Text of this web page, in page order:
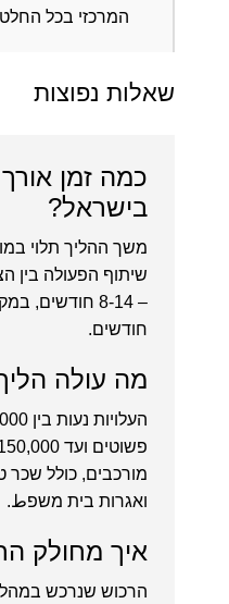
המרכזי בכל
שאלות נפוצות
כמה זמן אורך
בישראל?
משך ההליך תלוי
שיתוף הפעולה בין
חודשים.
מה עולה הליך
מורכבים, כולל שכר
ואגרות בית משפط.
איך מחולק
הרכוש שנרכש